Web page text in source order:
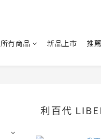
所有商品 新品上市 推
利百代